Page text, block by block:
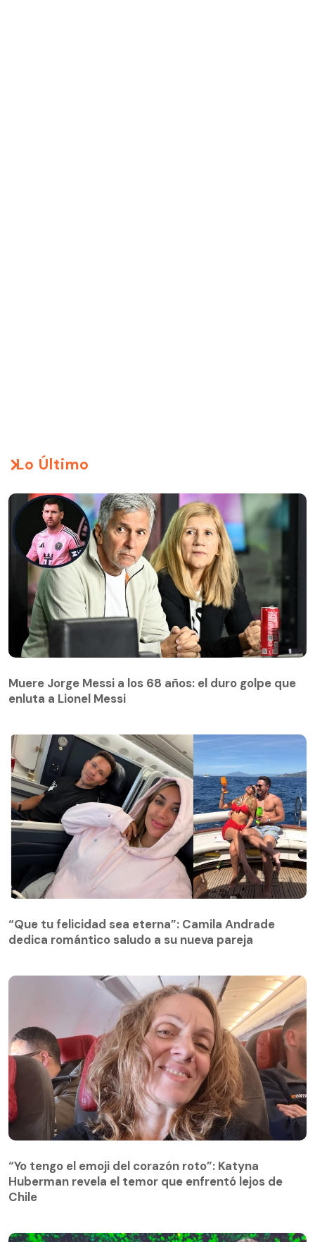
Lo Último
Muere Jorge Messi a los 68 años: el duro golpe que
enluta a Lionel Messi
“Que tu felicidad sea eterna”: Camila Andrade
dedica romántico saludo a su nueva pareja
“Yo tengo el emoji del corazón roto”: Katyna
Huberman revela el temor que enfrentó lejos de
Chile